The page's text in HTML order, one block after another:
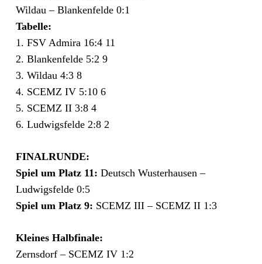
Wildau – Blankenfelde 0:1
Tabelle:
1. FSV Admira 16:4 11
2. Blankenfelde 5:2 9
3. Wildau 4:3 8
4. SCEMZ IV 5:10 6
5. SCEMZ II 3:8 4
6. Ludwigsfelde 2:8 2
FINALRUNDE:
Spiel um Platz 11: Deutsch Wusterhausen –
Ludwigsfelde 0:5
Spiel um Platz 9: SCEMZ III – SCEMZ II 1:3
Kleines Halbfinale:
Zernsdorf – SCEMZ IV 1:2